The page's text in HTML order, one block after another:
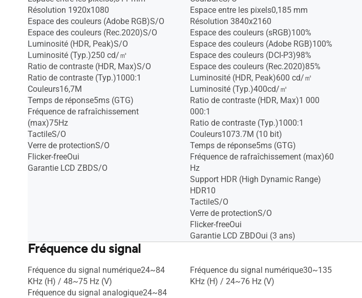
Résolution 1920x1080
Espace des couleurs (Adobe RGB)S/O
Espace des couleurs (Rec.2020)S/O
Luminosité (HDR, Peak)S/O
Luminosité (Typ.)250 cd/㎡
Ratio de contraste (HDR, Max)S/O
Ratio de contraste (Typ.)1000:1
Couleurs16,7M
Temps de réponse5ms (GTG)
Fréquence de rafraîchissement
(max)75Hz
TactileS/O
Verre de protectionS/O
Flicker-freeOui
Garantie LCD ZBDS/O
Espace entre les pixels0,185 mm
Résolution 3840x2160
Espace des couleurs (sRGB)100%
Espace des couleurs (Adobe RGB)100%
Espace des couleurs (DCI-P3)98%
Espace des couleurs (Rec.2020)85%
Luminosité (HDR, Peak)600 cd/㎡
Luminosité (Typ.)400cd/㎡
Ratio de contraste (HDR, Max)1 000
000:1
Ratio de contraste (Typ.)1000:1
Couleurs1073.7M (10 bit)
Temps de réponse5ms (GTG)
Fréquence de rafraîchissement (max)60
Hz
Support HDR (High Dynamic Range)
HDR10
TactileS/O
Verre de protectionS/O
Flicker-freeOui
Garantie LCD ZBDOui (3 ans)
Fréquence du signal
Fréquence du signal numérique24~84
KHz (H) / 48~75 Hz (V)
Fréquence du signal analogique24~84
Fréquence du signal numérique30~135
KHz (H) / 24~76 Hz (V)